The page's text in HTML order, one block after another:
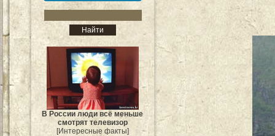
В России люди всё меньше
смотрят телевизор
[Интересные факты]